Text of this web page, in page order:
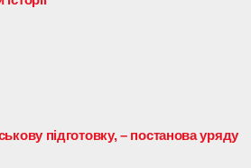
підготовку, – постанова уряду